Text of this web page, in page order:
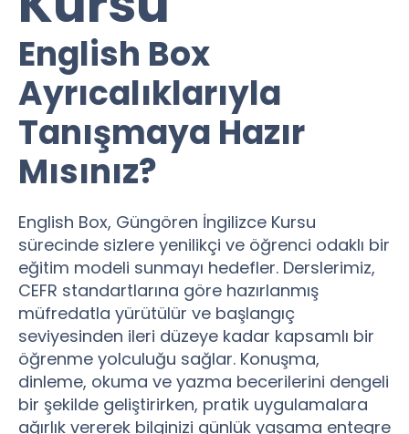
English Box
Ayrıcalıklarıyla
Tanışmaya Hazır
Mısınız?
English Box, Güngören İngilizce Kursu
sürecinde sizlere yenilikçi ve öğrenci odaklı bir
eğitim modeli sunmayı hedefler. Derslerimiz,
CEFR standartlarına göre hazırlanmış
müfredatla yürütülür ve başlangıç
seviyesinden ileri düzeye kadar kapsamlı bir
öğrenme yolculuğu sağlar. Konuşma,
dinleme, okuma ve yazma becerilerini dengeli
bir şekilde geliştirirken, pratik uygulamalara
ağırlık vererek bilginizi günlük yaşama entegre